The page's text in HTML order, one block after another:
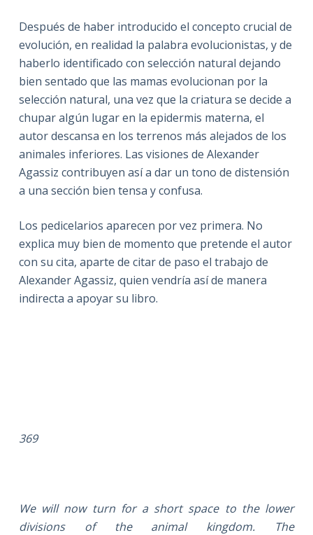
Después de haber introducido el concepto crucial de
evolución, en realidad la palabra evolucionistas, y de
haberlo identificado con selección natural dejando
bien sentado que las mamas evolucionan por la
selección natural, una vez que la criatura se decide a
chupar algún lugar en la epidermis materna, el
autor descansa en los terrenos más alejados de los
animales inferiores. Las visiones de Alexander
Agassiz contribuyen así a dar un tono de distensión
a una sección bien tensa y confusa.
Los pedicelarios aparecen por vez primera. No
explica muy bien de momento que pretende el autor
con su cita, aparte de citar de paso el trabajo de
Alexander Agassiz, quien vendría así de manera
indirecta a apoyar su libro.
369
We will now turn for a short space to the lower
divisions of the animal kingdom. The